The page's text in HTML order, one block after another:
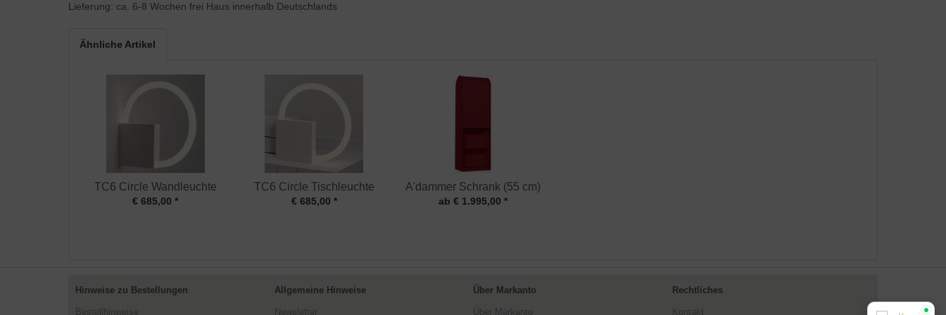
Lieferung: ca. 6-8 Wochen frei Haus innerhalb Deutschlands
Ähnliche Artikel
TC6 Circle Wandleuchte
€ 685,00 *
TC6 Circle Tischleuchte
€ 685,00 *
A'dammer Schrank (55 cm)
ab € 1.995,00 *
Hinweise zu Bestellungen
Bestellhinweise
Allgemeine Hinweise
Newsletter
Über Markanto
Über Markanto
Rechtliches
Kontakt